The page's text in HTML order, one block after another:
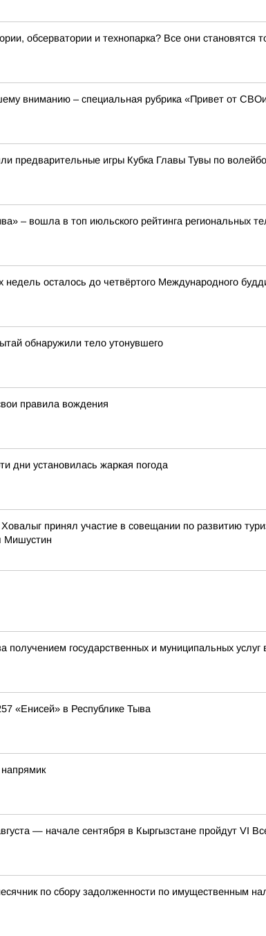
обсерватории и технопарка? Все они становятся
вниманию – специальная рубрика «Привет от
предварительные игры Кубка Главы Тувы по
– вошла в топ июльского рейтинга региональных
недель осталось до четвёртого Международного
обнаружили тело утонувшего
правила вождения
дни установилась жаркая погода
принял участие в совещании по развитию
Мишустин
получением государственных и муниципальных
«Енисей» в Республике Тыва
— начале сентября в Кыргызстане пройдут VI
по сбору задолженности по имущественным